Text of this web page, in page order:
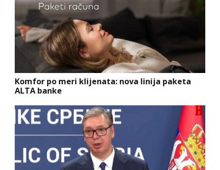
Komfor po meri klijenata: nova linija paketa
ALTA banke